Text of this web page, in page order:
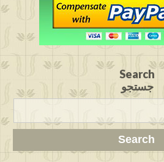
Search
جستجو